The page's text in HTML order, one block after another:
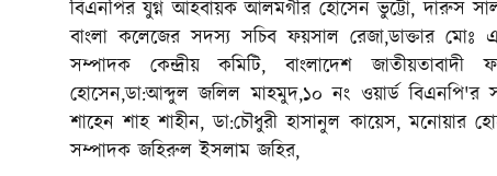
বিএনপির যুগ্ন আহবায়ক আলমগীর হোসেন ভুট্টো, দারুস
বাংলা কলেজের সদস্য সচিব ফয়সাল রেজা,ডাক্তার মোঃ
সম্পাদক কেন্দ্রীয় কমিটি, বাংলাদেশ জাতীয়তাবাদী
হোসেন,ডা:আব্দুল জলিল মাহমুদ,১০ নং ওয়ার্ড
শাহেন শাহ শাহীন, ডা:চৌধুরী হাসানুল কায়েস, মনোয়ার
সম্পাদক জহিরুল ইসলাম জহির,